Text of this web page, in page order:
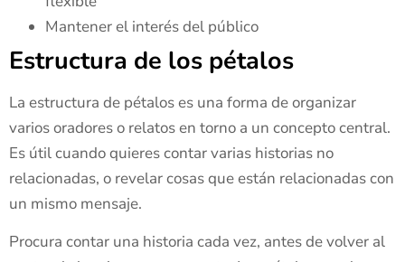
Mantener el interés del público
Estructura de los pétalos
La estructura de pétalos es una forma de organizar
varios oradores o relatos en torno a un concepto central.
Es útil cuando quieres contar varias historias no
relacionadas, o revelar cosas que están relacionadas con
un mismo mensaje.
Procura contar una historia cada vez, antes de volver al